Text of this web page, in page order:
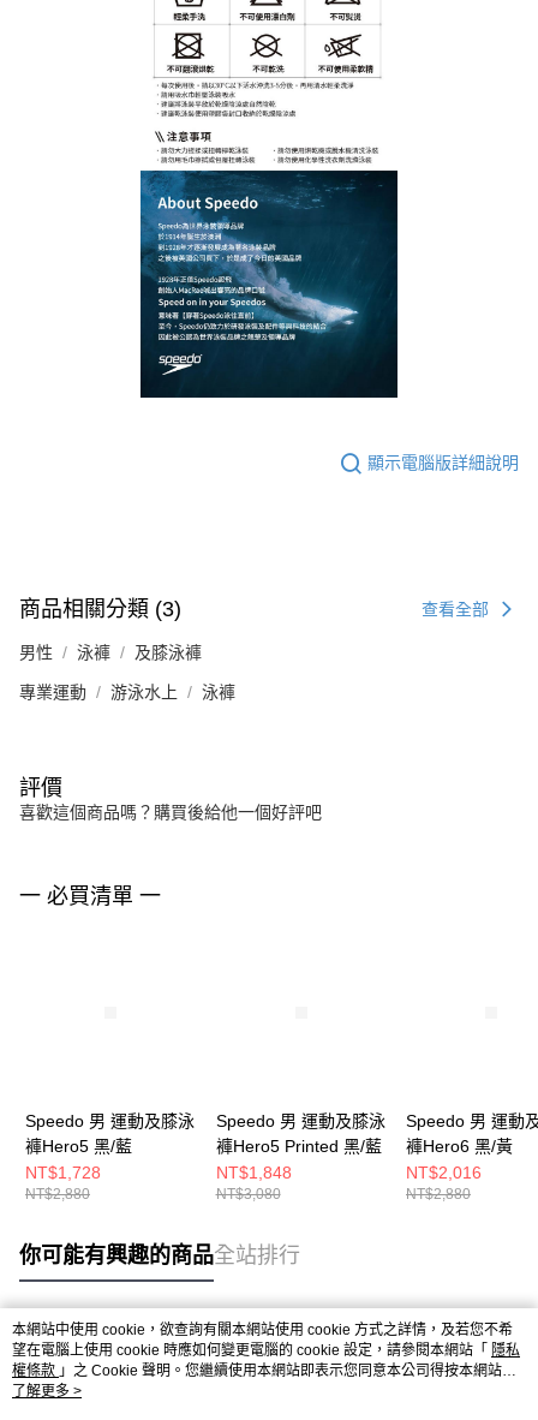
顯示電腦版詳細說明
商品相關分類 (3) 查看全部
男性 泳褲 及膝泳褲
專業運動 游泳水上 泳褲
評價
喜歡這個商品嗎？購買後給他一個好評吧
一 必買清單 一
Speedo 男 運動及膝泳
褲Hero5 黑/藍
NT$1,728
NT$2,880
Speedo 男 運動及膝泳
褲Hero5 Printed 黑/藍
NT$1,848
NT$3,080
Speedo 男 運動
褲Hero6 黑/黃
NT$2,016
NT$2,880
你可能有興趣的商品全站排行
熱門標籤
本網站中使用 cookie，欲查詢有關本網站使用 cookie 方式之詳情，及若您不希
望在電腦上使用 cookie 時應如何變更電腦的 cookie 設定，請參閱本網站「 隱私
權條款 」之 Cookie 聲明。您繼續使用本網站即表示您同意本公司得按本網站使
用條款之 Cookie 聲明使用 cookie。
了解更多 >